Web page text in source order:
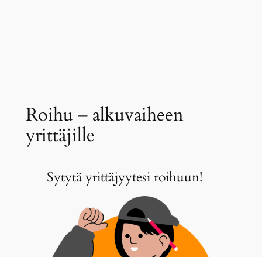
Roihu – alkuvaiheen
yrittäjille
Sytytä yrittäjyytesi roihuun!